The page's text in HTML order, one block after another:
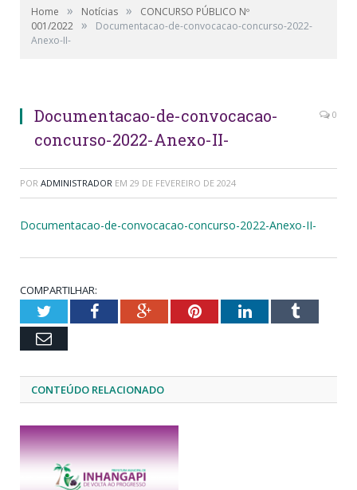
Home » Notícias »
CONCURSO PÚBLICO Nº
001/2022 »
Documentacao-de-convocacao-concurso-2022-
Anexo-II-
Documentacao-de-convocacao-
concurso-2022-Anexo-II-
0
POR ADMINISTRADOR EM 29 DE FEVEREIRO DE 2024
Documentacao-de-convocacao-concurso-2022-Anexo-II-
COMPARTILHAR:
TwitterFacebookGoogle+PinterestLinkedInTumblr
Email
CONTEÚDO RELACIONADO